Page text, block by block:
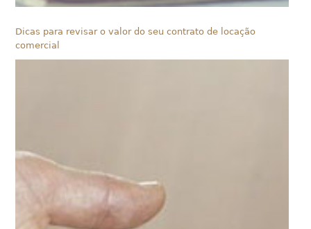
Dicas para revisar o valor do seu contrato de locação
comercial